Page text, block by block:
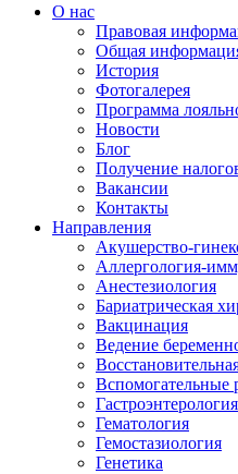
О нас
Правовая
Общая
История
Фотогалерея
Программа
Новости
Блог
Получение
Вакансии
Контакты
Направления
Акушерство-
Аллергология-
Анестезиология
Бариатрическая
Вакцинация
Ведение
Вспомогательные
Гастроэнтерология
Гематология
Гемостазиология
Генетика